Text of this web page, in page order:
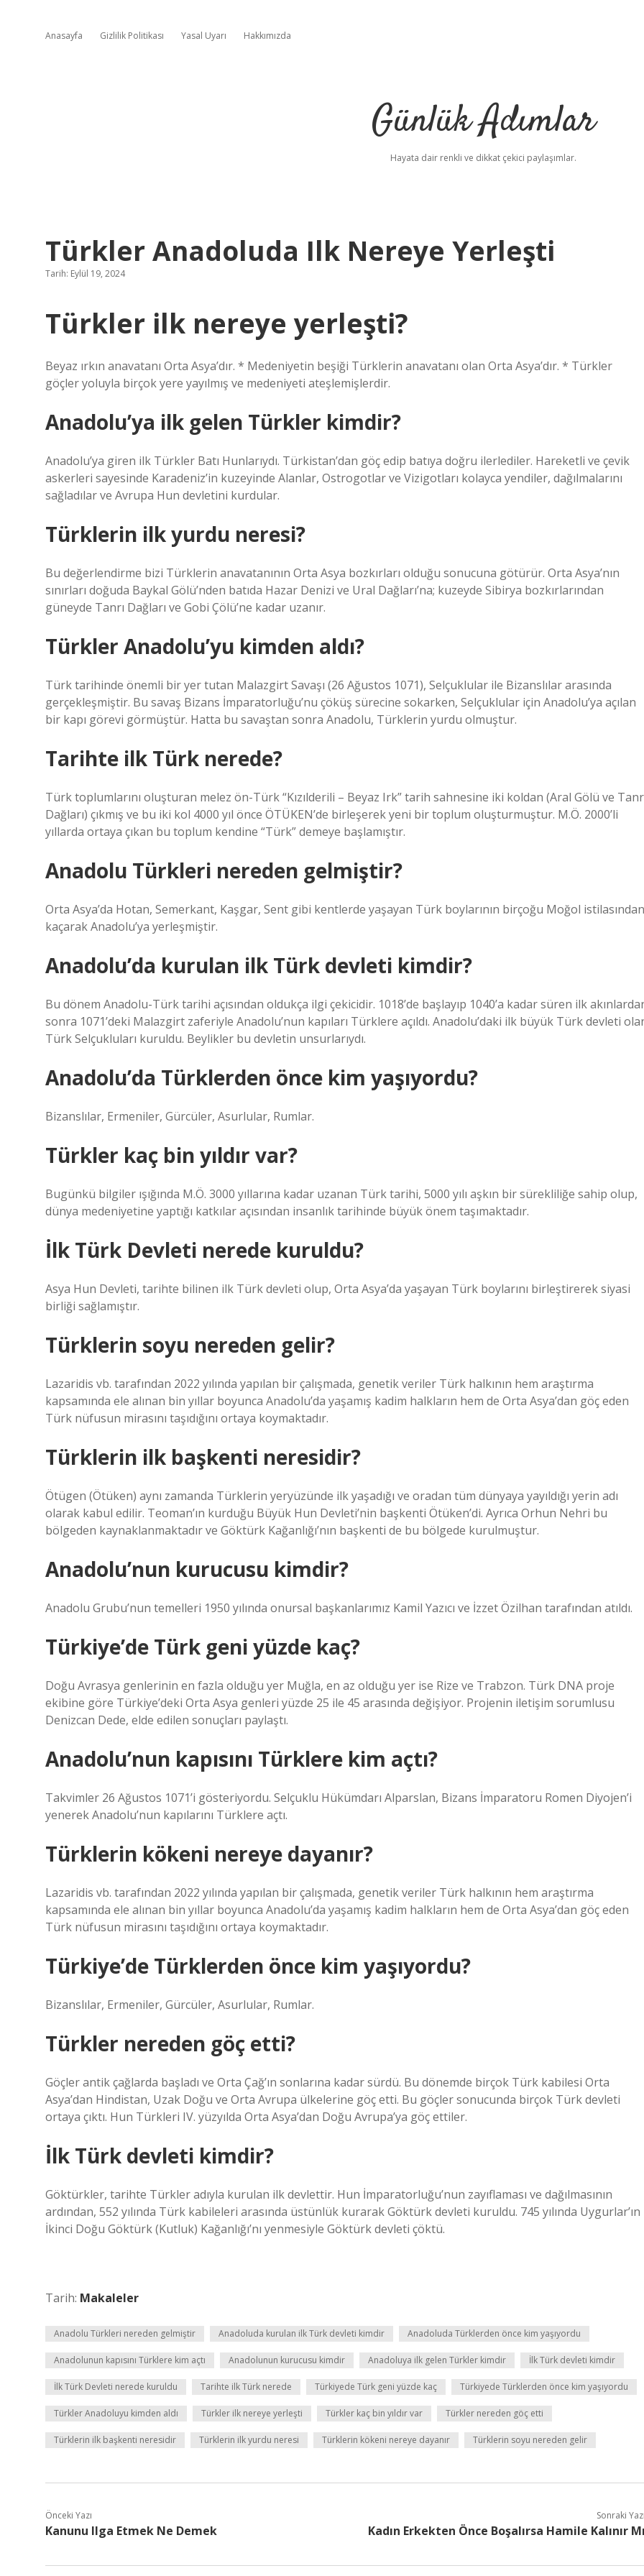
Anasayfa Gizlilik Politikası Yasal Uyarı Hakkımızda
Günlük Adımlar
Hayata dair renkli ve dikkat çekici paylaşımlar.
Türkler Anadoluda Ilk Nereye Yerleşti
Tarih: Eylül 19, 2024
Türkler ilk nereye yerleşti?
Beyaz ırkın anavatanı Orta Asya’dır. * Medeniyetin beşiği Türklerin anavatanı olan Orta Asya’dır. * Türkler
göçler yoluyla birçok yere yayılmış ve medeniyeti ateşlemişlerdir.
Anadolu’ya ilk gelen Türkler kimdir?
Anadolu’ya giren ilk Türkler Batı Hunlarıydı. Türkistan’dan göç edip batıya doğru ilerlediler. Hareketli ve çevik
askerleri sayesinde Karadeniz’in kuzeyinde Alanlar, Ostrogotlar ve Vizigotları kolayca yendiler, dağılmalarını
sağladılar ve Avrupa Hun devletini kurdular.
Türklerin ilk yurdu neresi?
Bu değerlendirme bizi Türklerin anavatanının Orta Asya bozkırları olduğu sonucuna götürür. Orta Asya’nın
sınırları doğuda Baykal Gölü’nden batıda Hazar Denizi ve Ural Dağları’na; kuzeyde Sibirya bozkırlarından
güneyde Tanrı Dağları ve Gobi Çölü’ne kadar uzanır.
Türkler Anadolu’yu kimden aldı?
Türk tarihinde önemli bir yer tutan Malazgirt Savaşı (26 Ağustos 1071), Selçuklular ile Bizanslılar arasında
gerçekleşmiştir. Bu savaş Bizans İmparatorluğu’nu çöküş sürecine sokarken, Selçuklular için Anadolu’ya açılan
bir kapı görevi görmüştür. Hatta bu savaştan sonra Anadolu, Türklerin yurdu olmuştur.
Tarihte ilk Türk nerede?
Türk toplumlarını oluşturan melez ön-Türk “Kızılderili – Beyaz Irk” tarih sahnesine iki koldan (Aral Gölü ve
Dağları) çıkmış ve bu iki kol 4000 yıl önce ÖTÜKEN’de birleşerek yeni bir toplum oluşturmuştur. M.Ö. 2000’li
yıllarda ortaya çıkan bu toplum kendine “Türk” demeye başlamıştır.
Anadolu Türkleri nereden gelmiştir?
Orta Asya’da Hotan, Semerkant, Kaşgar, Sent gibi kentlerde yaşayan Türk boylarının birçoğu Moğol istilasından
kaçarak Anadolu’ya yerleşmiştir.
Anadolu’da kurulan ilk Türk devleti kimdir?
Bu dönem Anadolu-Türk tarihi açısından oldukça ilgi çekicidir. 1018’de başlayıp 1040’a kadar süren ilk
sonra 1071’deki Malazgirt zaferiyle Anadolu’nun kapıları Türklere açıldı. Anadolu’daki ilk büyük Türk devleti
Türk Selçukluları kuruldu. Beylikler bu devletin unsurlarıydı.
Anadolu’da Türklerden önce kim yaşıyordu?
Bizanslılar, Ermeniler, Gürcüler, Asurlular, Rumlar.
Türkler kaç bin yıldır var?
Bugünkü bilgiler ışığında M.Ö. 3000 yıllarına kadar uzanan Türk tarihi, 5000 yılı aşkın bir sürekliliğe sahip olup,
dünya medeniyetine yaptığı katkılar açısından insanlık tarihinde büyük önem taşımaktadır.
İlk Türk Devleti nerede kuruldu?
Asya Hun Devleti, tarihte bilinen ilk Türk devleti olup, Orta Asya’da yaşayan Türk boylarını birleştirerek siyasi
birliği sağlamıştır.
Türklerin soyu nereden gelir?
Lazaridis vb. tarafından 2022 yılında yapılan bir çalışmada, genetik veriler Türk halkının hem araştırma
kapsamında ele alınan bin yıllar boyunca Anadolu’da yaşamış kadim halkların hem de Orta Asya’dan göç eden
Türk nüfusun mirasını taşıdığını ortaya koymaktadır.
Türklerin ilk başkenti neresidir?
Ötügen (Ötüken) aynı zamanda Türklerin yeryüzünde ilk yaşadığı ve oradan tüm dünyaya yayıldığı yerin adı
olarak kabul edilir. Teoman’ın kurduğu Büyük Hun Devleti’nin başkenti Ötüken’di. Ayrıca Orhun Nehri bu
bölgeden kaynaklanmaktadır ve Göktürk Kağanlığı’nın başkenti de bu bölgede kurulmuştur.
Anadolu’nun kurucusu kimdir?
Anadolu Grubu’nun temelleri 1950 yılında onursal başkanlarımız Kamil Yazıcı ve İzzet Özilhan tarafından atıldı.
Türkiye’de Türk geni yüzde kaç?
Doğu Avrasya genlerinin en fazla olduğu yer Muğla, en az olduğu yer ise Rize ve Trabzon. Türk DNA proje
ekibine göre Türkiye’deki Orta Asya genleri yüzde 25 ile 45 arasında değişiyor. Projenin iletişim sorumlusu
Denizcan Dede, elde edilen sonuçları paylaştı.
Anadolu’nun kapısını Türklere kim açtı?
Takvimler 26 Ağustos 1071’i gösteriyordu. Selçuklu Hükümdarı Alparslan, Bizans İmparatoru Romen Diyojen’i
yenerek Anadolu’nun kapılarını Türklere açtı.
Türklerin kökeni nereye dayanır?
Lazaridis vb. tarafından 2022 yılında yapılan bir çalışmada, genetik veriler Türk halkının hem araştırma
kapsamında ele alınan bin yıllar boyunca Anadolu’da yaşamış kadim halkların hem de Orta Asya’dan göç eden
Türk nüfusun mirasını taşıdığını ortaya koymaktadır.
Türkiye’de Türklerden önce kim yaşıyordu?
Bizanslılar, Ermeniler, Gürcüler, Asurlular, Rumlar.
Türkler nereden göç etti?
Göçler antik çağlarda başladı ve Orta Çağ’ın sonlarına kadar sürdü. Bu dönemde birçok Türk kabilesi Orta
Asya’dan Hindistan, Uzak Doğu ve Orta Avrupa ülkelerine göç etti. Bu göçler sonucunda birçok Türk devleti
ortaya çıktı. Hun Türkleri IV. yüzyılda Orta Asya’dan Doğu Avrupa’ya göç ettiler.
İlk Türk devleti kimdir?
Göktürkler, tarihte Türkler adıyla kurulan ilk devlettir. Hun İmparatorluğu’nun zayıflaması ve dağılmasının
ardından, 552 yılında Türk kabileleri arasında üstünlük kurarak Göktürk devleti kuruldu. 745 yılında Uygurlar’ın
İkinci Doğu Göktürk (Kutluk) Kağanlığı’nı yenmesiyle Göktürk devleti çöktü.
Tarih: Makaleler
Anadolu Türkleri nereden gelmiştir Anadoluda kurulan ilk Türk devleti kimdir Anadoluda Türklerden önce kim yaşıyordu
Anadolunun kapısını Türklere kim açtı Anadolunun kurucusu kimdir Anadoluya ilk gelen Türkler kimdir İlk Türk devleti kimdir
İlk Türk Devleti nerede kuruldu Tarihte ilk Türk nerede Türkiyede Türk geni yüzde kaç Türkiyede Türklerden önce kim yaşıyordu
Türkler Anadoluyu kimden aldı Türkler ilk nereye yerleşti Türkler kaç bin yıldır var Türkler nereden göç etti
Türklerin ilk başkenti neresidir Türklerin ilk yurdu neresi Türklerin kökeni nereye dayanır Türklerin soyu nereden gelir
Önceki Yazı
Kanunu Ilga Etmek Ne Demek
Sonraki Yazı
Kadın Erkekten Önce Boşalırsa Hamile Kalınır Mı